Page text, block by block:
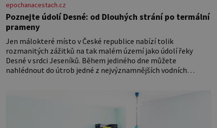
epochanacestach.cz
Poznejte údolí Desné: od Dlouhých strání po termální
prameny
Jen málokteré místo v České republice nabízí tolik
rozmanitých zážitků na tak malém území jako údolí řeky
Desné v srdci Jeseníků. Během jediného dne můžete
nahlédnout do útrob jedné z nejvýznamnějších vodních